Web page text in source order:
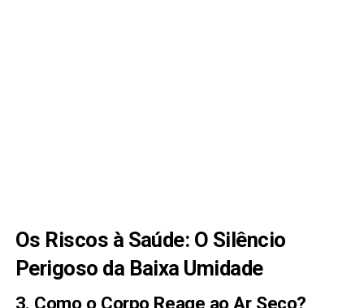
Os Riscos à Saúde: O Silêncio
Perigoso da Baixa Umidade
3. Como o Corpo Reage ao Ar Seco?